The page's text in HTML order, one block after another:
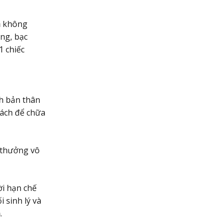
không
bạc
chiếc
bản thân
để chữa
vô
hạn chế
sinh lý và